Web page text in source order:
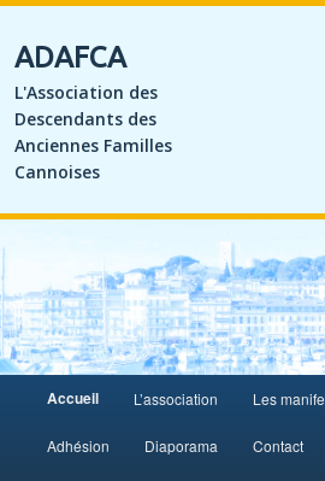
ADAFCA
L'Association des
Descendants des
Anciennes Familles
Cannoises
Aller
Aller
Accueil L’association Les
Adhésion Diaporama Contact